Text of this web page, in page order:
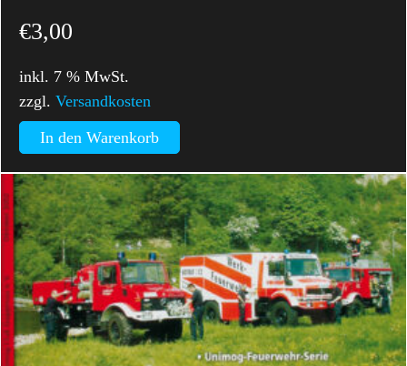
€3,00
inkl. 7 % MwSt.
zzgl.Versandkosten
In den Warenkorb